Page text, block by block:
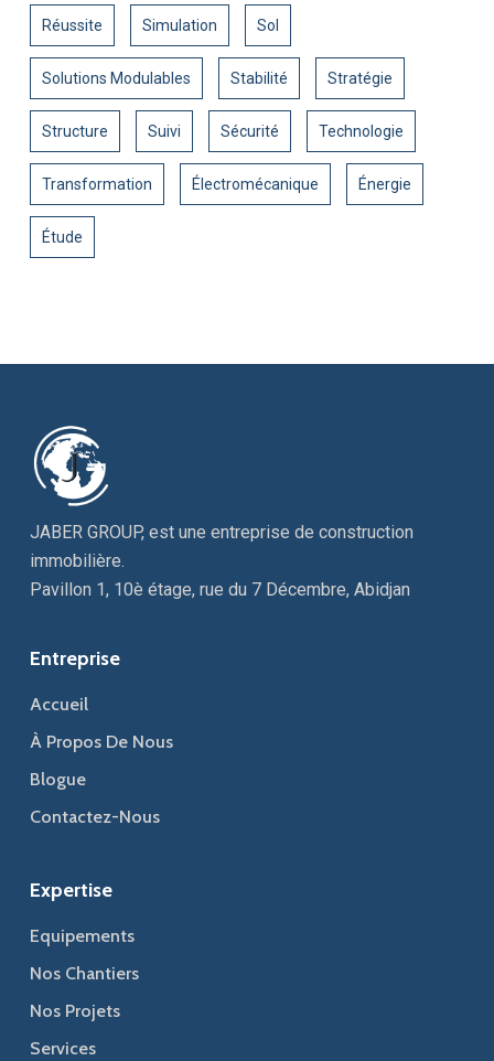
Réussite Simulation Sol
Solutions Modulables Stabilité Stratégie
Structure Suivi Sécurité Technologie
Transformation Électromécanique Énergie
Étude
JABER GROUP, est une entreprise de construction
immobilière.
Pavillon 1, 10è étage, rue du 7 Décembre, Abidjan
Entreprise
Accueil
À Propos De Nous
Blogue
Contactez-Nous
Expertise
Equipements
Nos Chantiers
Nos Projets
Services